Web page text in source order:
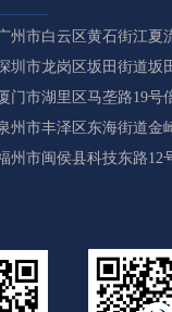
州市白云区黄石街江夏
圳市龙岗区坂田街道坂
门市湖里区马垄路19号
州市丰泽区东海街道金
州市闽侯县科技东路12